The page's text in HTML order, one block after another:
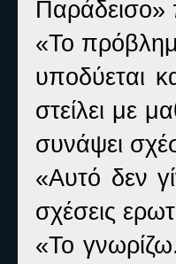
Παράδεισο»
«Το
υποδύεται
στείλει με
συνάψει
«Αυτό δεν
σχέσεις
«Το